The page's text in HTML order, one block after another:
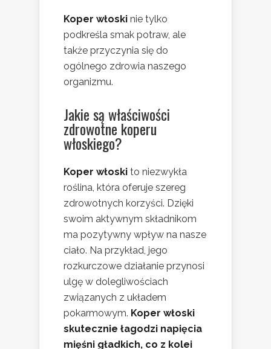
Koper włoski nie tylko
podkreśla smak potraw, ale
także przyczynia się do
ogólnego zdrowia naszego
organizmu.
Jakie są właściwości
zdrowotne koperu
włoskiego?
Koper włoski to niezwykła
roślina, która oferuje szereg
zdrowotnych korzyści. Dzięki
swoim aktywnym składnikom
ma pozytywny wpływ na nasze
ciało. Na przykład, jego
rozkurczowe działanie przynosi
ulgę w dolegliwościach
związanych z układem
pokarmowym. Koper włoski
skutecznie łagodzi napięcia
mięśni gładkich, co z kolei